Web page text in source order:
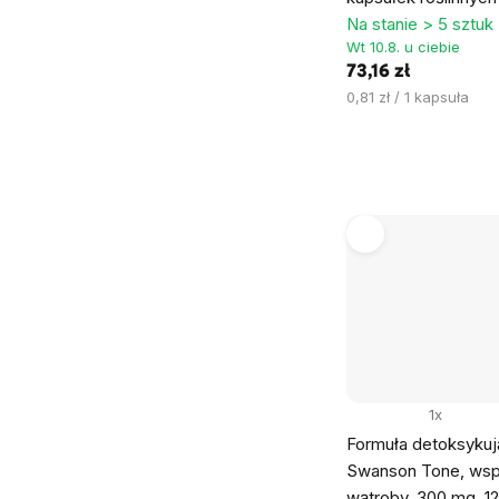
Na stanie > 5 sztuk
Wt 10.8. u ciebie
73,16 zł
Cena
0,81 zł / 1 kapsuła
Formuła
Swanson Tone,
1x